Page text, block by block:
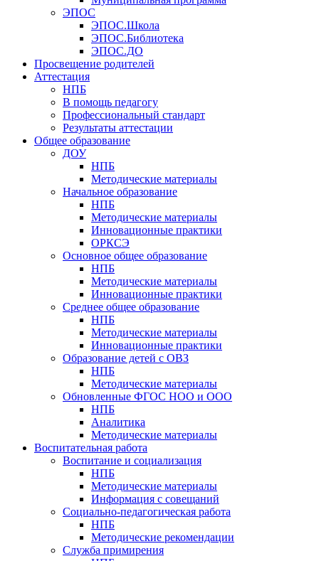
ЭПОС
ЭПОС.Школа
ЭПОС.Библиотека
ЭПОС.ДО
Просвещение родителей
Аттестация
НПБ
В помощь педагогу
Профессиональный стандарт
Результаты аттестации
Общее образование
ДОУ
НПБ
Методические материалы
Начальное образование
НПБ
Методические материалы
Инновационные практики
ОРКСЭ
Основное общее образование
НПБ
Методические материалы
Инновационные практики
Среднее общее образование
НПБ
Методические материалы
Инновационные практики
Образование детей с ОВЗ
НПБ
Методические материалы
Обновленные ФГОС НОО и ООО
НПБ
Аналитика
Методические материалы
Воспитательная работа
Воспитание и социализация
НПБ
Методические материалы
Информация с совещаний
Социально-педагогическая работа
НПБ
Методические рекомендации
Служба примирения